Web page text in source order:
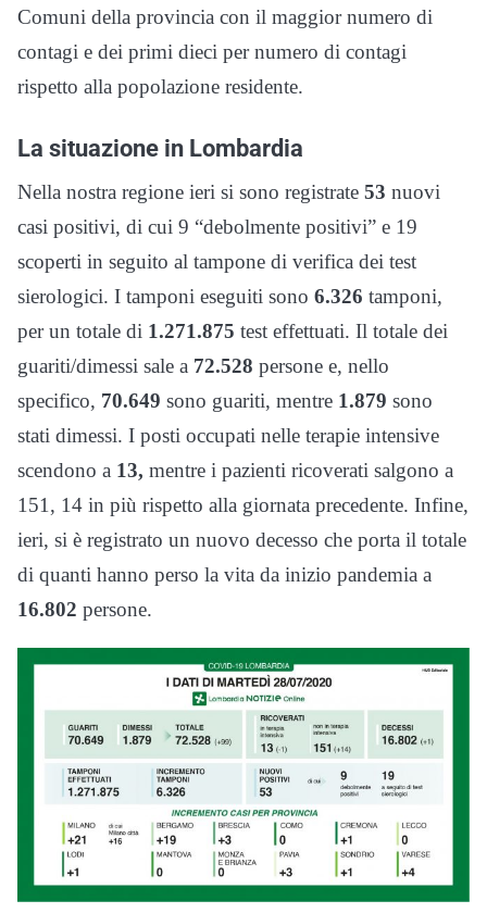
Comuni della provincia con il maggior numero di
contagi e dei primi dieci per numero di contagi
rispetto alla popolazione residente.
La situazione in Lombardia
Nella nostra regione ieri si sono registrate 53 nuovi
casi positivi, di cui 9 “debolmente positivi” e 19
scoperti in seguito al tampone di verifica dei test
sierologici. I tamponi eseguiti sono 6.326 tamponi,
per un totale di 1.271.875 test effettuati. Il totale dei
guariti/dimessi sale a 72.528 persone e, nello
specifico, 70.649 sono guariti, mentre 1.879 sono
stati dimessi. I posti occupati nelle terapie intensive
scendono a 13, mentre i pazienti ricoverati salgono a
151, 14 in più rispetto alla giornata precedente. Infine,
ieri, si è registrato un nuovo decesso che porta il totale
di quanti hanno perso la vita da inizio pandemia a
16.802 persone.